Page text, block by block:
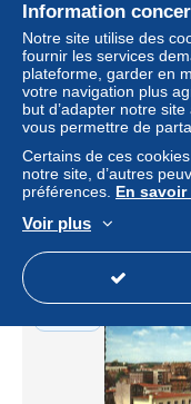
Holtenauer
Information
Notre site utilise des
fournir les services
plateforme, garder en
votre navigation plus
but d’adapter notre
vous permettre de
Certains de ces
notre site, d’autres
préférences. En
Voir plus